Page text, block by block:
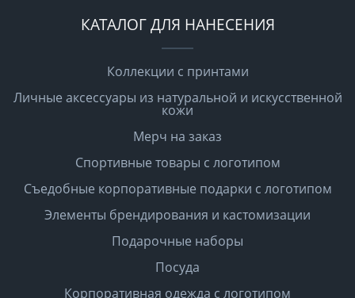
КАТАЛОГ ДЛЯ НАНЕСЕНИЯ
Коллекции с принтами
Личные аксессуары из натуральной и искусственной
кожи
Мерч на заказ
Спортивные товары с логотипом
Съедобные корпоративные подарки с логотипом
Элементы брендирования и кастомизации
Подарочные наборы
Посуда
Корпоративная одежда с логотипом